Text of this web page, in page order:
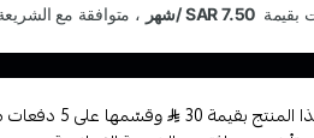
المنتج بقيمة 30
وقسّمها